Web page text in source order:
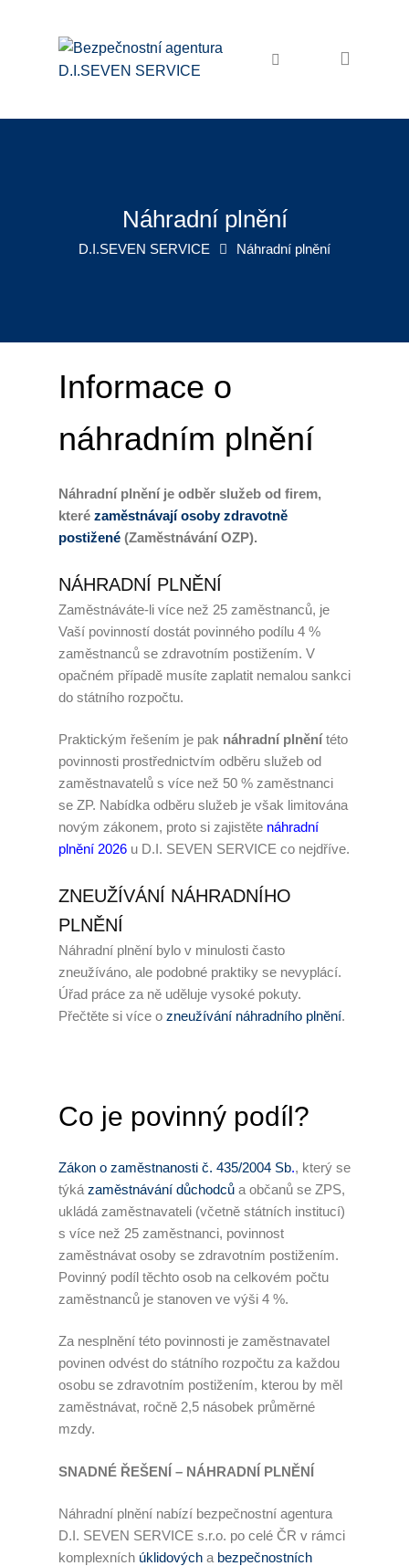
Bezpečnostní služby
Úklid firem
Úklid kanceláří
Velkoplošný denní úklid
Napojení na PCO
Služby po napojení
Náhradní plnění
Kalkulátor náhradního plnění
Zneužívání náhradního plnění
Zaměstnávání OZP
Garance kvality
Volná místa
Informace dle zákona č.
Reference
Rady a tipy
Kontakty
Náhradní plnění
D.I.SEVEN SERVICE Náhradní plnění
Informace o
náhradním plnění
Náhradní plnění je odběr služeb od firem,
které zaměstnávají osoby zdravotně
postižené (Zaměstnávání OZP).
NÁHRADNÍ PLNĚNÍ
Zaměstnáváte-li více než 25 zaměstnanců, je
Vaší povinností dostát povinného podílu 4 %
zaměstnanců se zdravotním postižením. V
opačném případě musíte zaplatit nemalou sankci
do státního rozpočtu.
Praktickým řešením je pak náhradní plněnítéto
povinnosti prostřednictvím odběru služeb od
zaměstnavatelů s více než 50 % zaměstnanci
se ZP. Nabídka odběru služeb je však limitována
novým zákonem, proto si zajistěte náhradní
plnění 2026 u D.I. SEVEN SERVICE co nejdříve.
ZNEUŽÍVÁNÍ NÁHRADNÍHO
PLNĚNÍ
Náhradní plnění bylo v minulosti často
zneužíváno, ale podobné praktiky se nevyplácí.
Úřad práce za ně uděluje vysoké pokuty.
Přečtěte si více o zneužívání náhradního plnění.
Co je povinný podíl?
Zákon o zaměstnanosti č. 435/2004 Sb., který se
týká zaměstnávání důchodců a občanů se ZPS,
ukládá zaměstnavateli (včetně státních institucí)
s více než 25 zaměstnanci, povinnost
zaměstnávat osoby se zdravotním postižením.
Povinný podíl těchto osob na celkovém počtu
zaměstnanců je stanoven ve výši 4 %.
Za nesplnění této povinnosti je zaměstnavatel
povinen odvést do státního rozpočtu za každou
osobu se zdravotním postižením, kterou by měl
zaměstnávat, ročně 2,5 násobek průměrné
mzdy.
SNADNÉ ŘEŠENÍ – NÁHRADNÍ PLNĚNÍ
Náhradní plnění nabízí bezpečnostní agentura
D.I. SEVEN SERVICE s.r.o. po celé ČR v rámci
komplexních úklidových a bezpečnostních